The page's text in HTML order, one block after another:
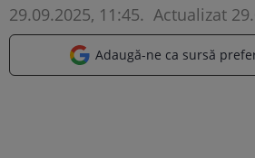
29.09.2025, 11:45. Actualizat
Adaugă-ne ca sursă